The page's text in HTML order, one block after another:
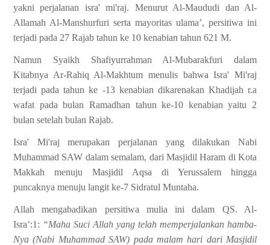
yakni perjalanan isra' mi'raj. Menurut Al-Maududi dan Al-
Allamah Al-Manshurfuri serta mayoritas ulama’, persitiwa ini
terjadi pada 27 Rajab tahun ke 10 kenabian tahun 621 M.
Namun Syaikh Shafiyurrahman Al-Mubarakfuri dalam
Kitabnya Ar-Rahiq Al-Makhtum menulis bahwa Isra' Mi'raj
terjadi pada tahun ke -13 kenabian dikarenakan Khadijah r.a
wafat pada bulan Ramadhan tahun ke-10 kenabian yaitu 2
bulan setelah bulan Rajab.
Isra' Mi'raj merupakan perjalanan yang dilakukan Nabi
Muhammad SAW dalam semalam, dari Masjidil Haram di Kota
Makkah menuju Masjidil Aqsa di Yerussalem hingga
puncaknya menuju langit ke-7 Sidratul Muntaha.
Allah mengabadikan persitiwa mulia ini dalam QS. Al-
Isra’:1: “Maha Suci Allah yang telah memperjalankan hamba-
Nya (Nabi Muhammad SAW) pada malam hari dari Masjidil